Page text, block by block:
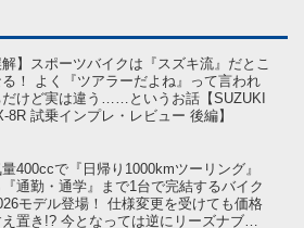
解】スポーツバイクは『スズキ流』だとこ
る！ よく『ツアラーだよね』って言われ
だけど実は違う……というお話【SUZUKI
8R 試乗インプレ・レビュー 後編】
400ccで『日帰り1000kmツーリング』
通勤・通学』まで1台で完結するバイク
モデル登場！ 仕様変更を受けても価格
置き!? 今となっては逆にリーズナブル